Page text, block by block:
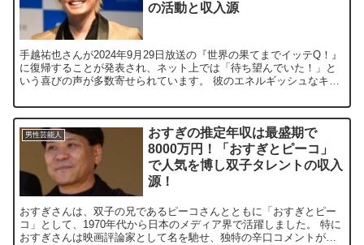
の活動と収入源
手越祐也さんが2024年9月29日放送の『世界の果てまでイッテQ！』
に復帰することが発表され、ネット上では「待ち望んでいた！」と
いう喜びの声が多数寄せられています。 彼のエネルギッシュなキャ
男性芸能人
おすぎの推定年収は最盛期で
8000万円！「おすぎとピーコ」
で人気を博し双子タレントの収入
源！
おすぎさんは、双子の兄であるピーコさんとともに「おすぎとピー
コ」として、1970年代から日本のメディア界で活躍しました。 特に
おすぎさんは映画評論家として名を馳せ、独特の辛口コメントが視